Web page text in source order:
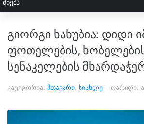
გიორგი ხახუბია: დიდი
ფოთელების,
სენაკელების
კატეგორია: მთავარი სიახლე თარიღი: